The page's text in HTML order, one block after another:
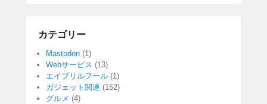
カテゴリー
Mastodon (1)
Webサービス (13)
エイプリルフール (1)
ガジェット関連 (152)
グルメ (4)